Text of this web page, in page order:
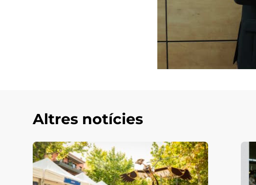
Altres notícies